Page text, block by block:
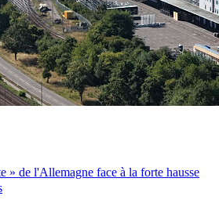
» de l'Allemagne face à la forte hausse